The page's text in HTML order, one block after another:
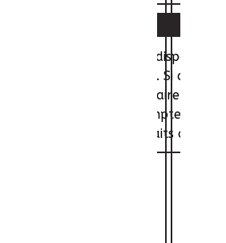
de Viachet aurait disparu
durant l'intervention. Si dans
Bernard doit éclaircir l'affaire.
sur le compte de
des paiements et retraits